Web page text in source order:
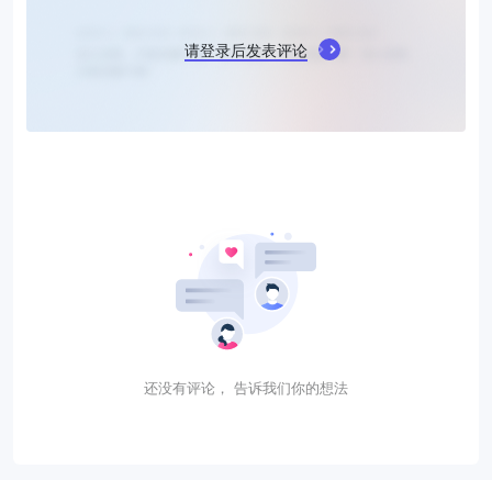
请登录后发表评论
还没有评论， 告诉我们你的想法